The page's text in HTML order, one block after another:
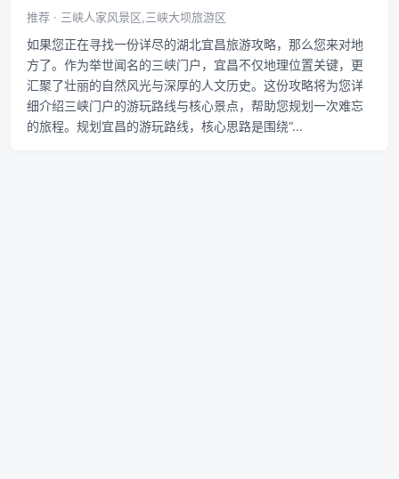
推荐 · 三峡人家风景区,三峡大坝旅游区
如果您正在寻找一份详尽的湖北宜昌旅游攻略，那么您来对地
方了。作为举世闻名的三峡门户，宜昌不仅地理位置关键，更
汇聚了壮丽的自然风光与深厚的人文历史。这份攻略将为您详
细介绍三峡门户的游玩路线与核心景点，帮助您规划一次难忘
的旅程。规划宜昌的游玩路线，核心思路是围绕“...